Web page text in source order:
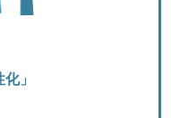
」